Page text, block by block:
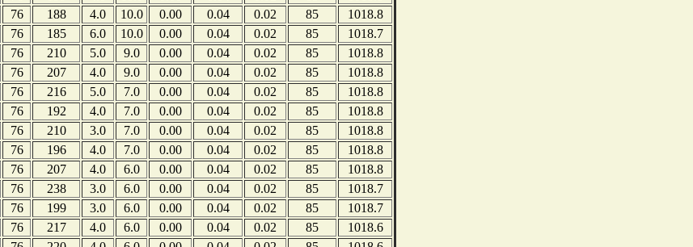
76 188 4.0 10.0 0.00 0.04 0.02 85
1018.8
76 185 6.0 10.0 0.00 0.04 0.02 85
1018.7
76 210 5.0 9.0 0.00 0.04 0.02 85
1018.8
76 207 4.0 9.0 0.00 0.04 0.02 85
1018.8
76 216 5.0 7.0 0.00 0.04 0.02 85
1018.8
76 192 4.0 7.0 0.00 0.04 0.02 85
1018.8
76 210 3.0 7.0 0.00 0.04 0.02 85
1018.8
76 196 4.0 7.0 0.00 0.04 0.02 85
1018.8
76 207 4.0 6.0 0.00 0.04 0.02 85
1018.8
76 238 3.0 6.0 0.00 0.04 0.02 85
1018.7
76 199 3.0 6.0 0.00 0.04 0.02 85
1018.7
76 217 4.0 6.0 0.00 0.04 0.02 85
1018.6